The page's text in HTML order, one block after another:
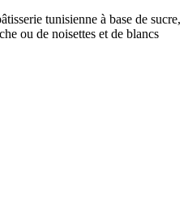
tunisienne à base de sucre,
ou de noisettes et de blancs